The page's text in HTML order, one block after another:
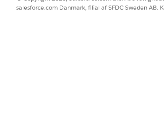
salesforce.com Danmark, filial af SFDC Sweden